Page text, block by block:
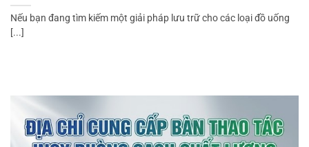
Nếu bạn đang tìm kiếm một giải pháp lưu trữ cho các loại đồ uống
[...]